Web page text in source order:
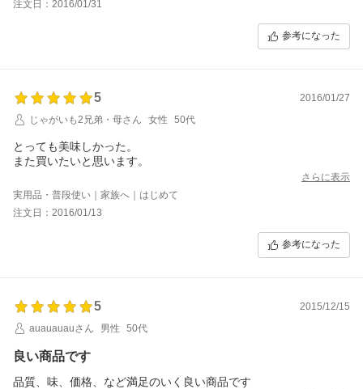
注文日：2016/01/31
参考になった
5
2016/01/27
じゃがいも2兄弟・母さん
女性 50代
とっても美味しかった。
また買いたいと思います。
さらに表示
実用品・普段使い｜家族へ｜はじめて
注文日：2016/01/13
参考になった
5
2015/12/15
auauauauさん
男性 50代
良い商品です
品質、味、価格、など満足のいく良い商品です